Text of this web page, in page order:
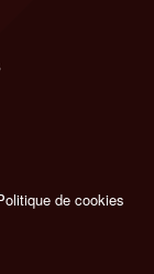
de cookies